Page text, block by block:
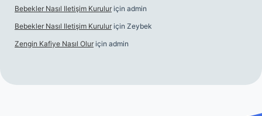
Bebekler Nasıl Iletişim Kurulur için admin
Bebekler Nasıl Iletişim Kurulur için Zeybek
Zengin Kafiye Nasıl Olur için admin